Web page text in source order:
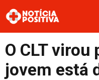
Entretenimento
Contato
O CLT virou
jovem está